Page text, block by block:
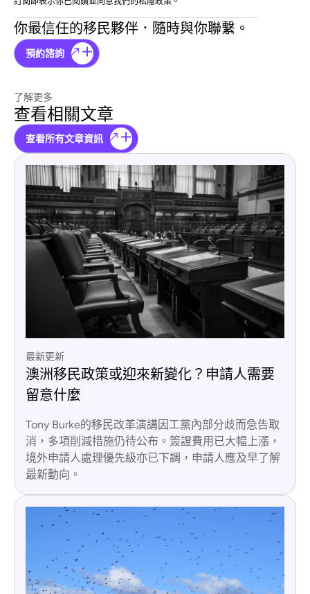
你最信任的移民夥伴．隨時與你聯繫。
預約諮詢
了解更多
查看相關文章
查看所有文章資訊
最新更新
澳洲移民政策或迎來新變化？申請人需要
留意什麼
Tony Burke的移民改革演講因工黨內部分歧而急告取
消，多項削減措施仍待公布。簽證費用已大幅上漲，
境外申請人處理優先級亦已下調，申請人應及早了解
最新動向。